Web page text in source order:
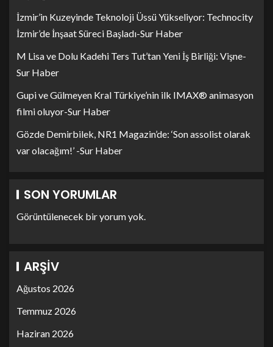
İzmir’in Kuzeyinde Teknoloji Üssü Yükseliyor: Technocity
İzmir’de İnşaat Süreci Başladı-Sur Haber
M Lisa ve Dolu Kadehi Ters Tut’tan Yeni İş Birliği: Vişne-
Sur Haber
Gupi ve Gülmeyen Kral Türkiye’nin ilk IMAX® animasyon
filmi oluyor-Sur Haber
Gözde Demirbilek, NR1 Magazin’de: ‘Son assolist olarak
var olacağım!’ -Sur Haber
SON YORUMLAR
Görüntülenecek bir yorum yok.
ARŞIV
Ağustos 2026
Temmuz 2026
Haziran 2026